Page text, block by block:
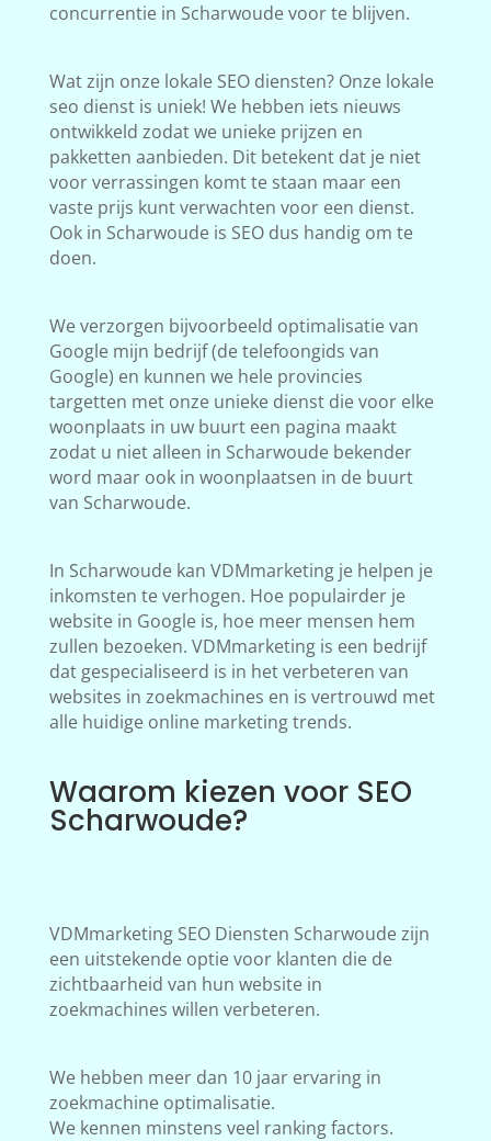
concurrentie in Scharwoude voor te blijven.
Wat zijn onze lokale SEO diensten? Onze lokale
seo dienst is uniek! We hebben iets nieuws
ontwikkeld zodat we unieke prijzen en
pakketten aanbieden. Dit betekent dat je niet
voor verrassingen komt te staan maar een
vaste prijs kunt verwachten voor een dienst.
Ook in Scharwoude is SEO dus handig om te
doen.
We verzorgen bijvoorbeeld optimalisatie van
Google mijn bedrijf (de telefoongids van
Google) en kunnen we hele provincies
targetten met onze unieke dienst die voor elke
woonplaats in uw buurt een pagina maakt
zodat u niet alleen in Scharwoude bekender
word maar ook in woonplaatsen in de buurt
van Scharwoude.
In Scharwoude kan VDMmarketing je helpen je
inkomsten te verhogen. Hoe populairder je
website in Google is, hoe meer mensen hem
zullen bezoeken. VDMmarketing is een bedrijf
dat gespecialiseerd is in het verbeteren van
websites in zoekmachines en is vertrouwd met
alle huidige online marketing trends.
Waarom kiezen voor SEO
Scharwoude?
VDMmarketing SEO Diensten Scharwoude zijn
een uitstekende optie voor klanten die de
zichtbaarheid van hun website in
zoekmachines willen verbeteren.
We hebben meer dan 10 jaar ervaring in
zoekmachine optimalisatie.
We kennen minstens veel ranking factors.